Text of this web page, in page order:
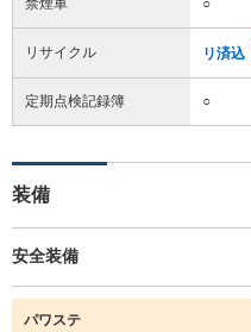
リサイクル リ済込
定期点検記録簿 ○
装備
安全装備
パワステ